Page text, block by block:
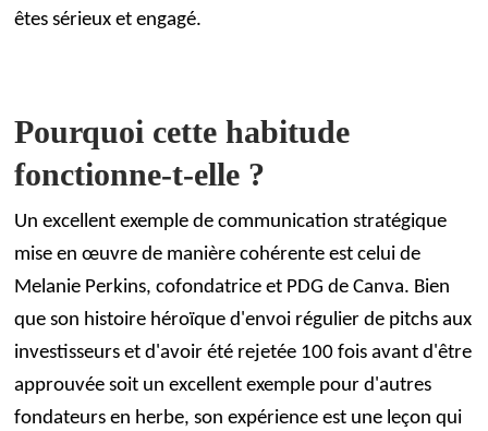
êtes sérieux et engagé.
Pourquoi cette habitude
fonctionne-t-elle ?
Un excellent exemple de communication stratégique
mise en œuvre de manière cohérente est celui de
Melanie Perkins, cofondatrice et PDG de Canva. Bien
que son histoire héroïque d'envoi régulier de pitchs aux
investisseurs et d'avoir été rejetée 100 fois avant d'être
approuvée soit un excellent exemple pour d'autres
fondateurs en herbe, son expérience est une leçon qui